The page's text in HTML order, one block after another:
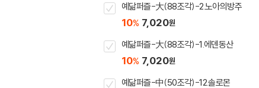
예닮퍼즐-大(88조각)-2.노아의방주
10% 7,020원
예닮퍼즐-大(88조각)-1.에덴동산
10% 7,020원
예닮퍼즐-中(50조각)-12.솔로몬